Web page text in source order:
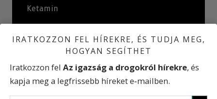
Ketamin
A recept nélkül kapható szerekkel való
Nemzetközi statisztikák
IRATKOZZON FEL HÍREKRE, ÉS TUDJA MEG,
HOGYAN SEGÍTHET
Iratkozzon fel Az igazság a drogokról hírekre, és
kapja meg a legfrissebb híreket e‑mailben.